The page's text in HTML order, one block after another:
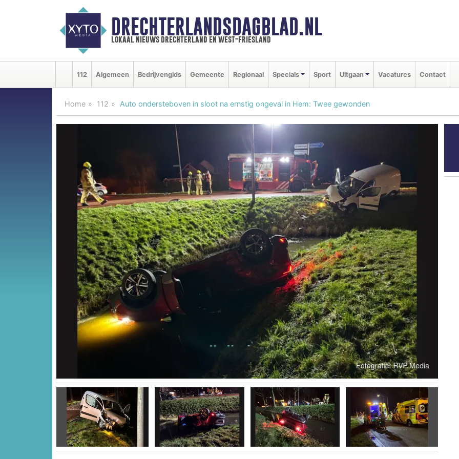
DRECHTERLANDSDAGBLAD.NL
lokaal nieuws drechterland en west-friesland
112 Algemeen Bedrijvengids Gemeente Regionaal Specials Sport Uitgaan Vacatures Contact
Home 112 Auto ondersteboven in sloot na ernstig ongeval in Hem: Twee gewonden
Vorige